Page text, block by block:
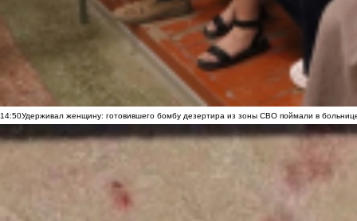
14:50Удерживал женщину: готовившего бомбу дезертира из зоны СВО поймали в